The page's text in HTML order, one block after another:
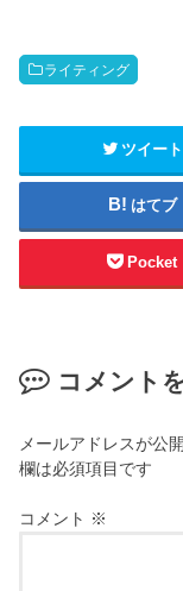
ライティング
ツイート
はてブ
Pocket
コメント
メールアドレスが公
欄は必須項目です
コメント ※